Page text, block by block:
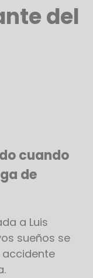
del
cuando
de
a Luis
sueños se